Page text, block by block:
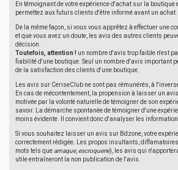
En témoignant de votre expérience d'achat sur la boutique
permettez aux futurs clients d'être informé avant un achat.
De la même façon, si vous vous apprêtez à effectuer une
et que vous avez un doute, les avis des autres clients
décision.
Toutefois, attention ! un nombre d'avis trop faible n'est
fiabilité d'une boutique. Seul un nombre d'avis important
de la satisfaction des clients d'une boutique.
Les avis sur CeriseClub ne sont pas rémunérés, à
En cas de mécontentement, la propension à laisser un
motivée par la volonté naturelle de témoigner de son
savoir. La démarche spontanée de témoigner d'une
moins évidente. Il convient donc d'analyser les
Si vous souhaitez laisser un avis sur Bdzone, votre
correctement rédigée. Les propos insultants,
mots tels que arnaque, escroquerie), les avis qui
utile entraîneront la non publication de l'avis.